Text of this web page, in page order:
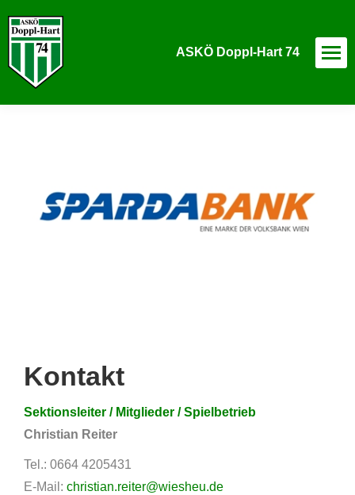
ASKÖ Doppl-Hart 74
Kontakt
Sektionsleiter / Mitglieder / Spielbetrieb
Christian Reiter
Tel.: 0664 4205431
E-Mail: christian.reiter@wiesheu.de